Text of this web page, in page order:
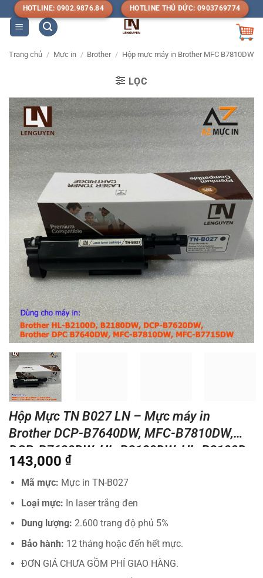
qua
nội
dung
HOTLINE: 0902.9876.84 HOTLINE THỦ ĐỨC: 0903769774
Trang chủ / Mực in / Brother / Hộp mực máy in Brother MFC B7810DW
LỌC
Hộp Mực TN B027 LN – Mực máy in
Brother DCP-B7640DW, MFC-B7810DW,
DCP-B7620DW, HL-B2180DW, HL-B2100D
143,000 ₫
Mã mực: Mực in TN-B027
Loại mực: In laser trắng đen
Dung lượng: 2.600 trang độ phủ 5%
Bảo hành: 12 tháng hoặc đến hết mực.
ĐƠN GIÁ CHƯA GỒM PHÍ GIAO HÀNG.